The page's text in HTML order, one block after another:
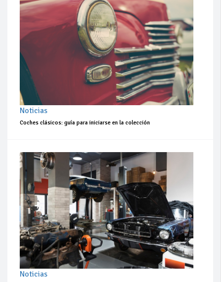
Noticias
Coches clásicos: guía para iniciarse en la colección
Noticias